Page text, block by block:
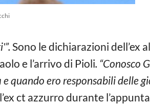
Sono le dichiarazioni dell’ex
e l’arrivo di Pioli. “Conosco
quando ero responsabili delle
ct azzurro durante